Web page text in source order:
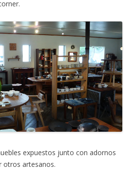
expuestos junto con adornos
otros artesanos.